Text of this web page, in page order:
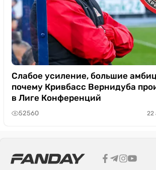
Слабое усиление, большие
почему Кривбасс Вернидуба
в Лиге Конференций
52560 22